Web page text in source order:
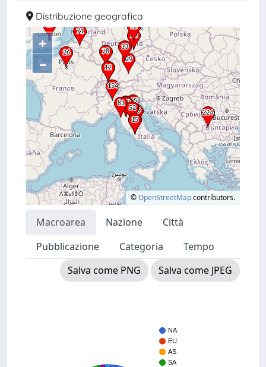
Distribuzione geografica
+
–
©OpenStreetMapcontributors.
Macroarea Nazione
Città
Pubblicazione
Categoria
Tempo
Salva come PNG
Salva come JPEG
NA
EU
AS
SA